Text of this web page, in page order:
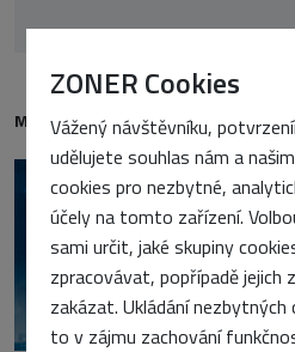
ZONER Cookies
Vážený návštěvníku,
udělujete souhlas nám a
cookies pro nezbytné,
účely na tomto zařízení.
sami určit, jaké skupiny
zpracovávat, popřípadě jejich
zakázat. Ukládání nezbytných
to v zájmu zachování
MOHLO BY VÁS TAKÉ ZAJÍMAT